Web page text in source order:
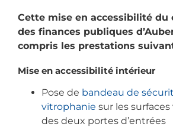
Cette mise en accessibilité du
des finances publiques
compris les prestations
Mise en accessibilité intérieur
Pose de bandeau de
vitrophanie sur les
des deux portes d’entrées